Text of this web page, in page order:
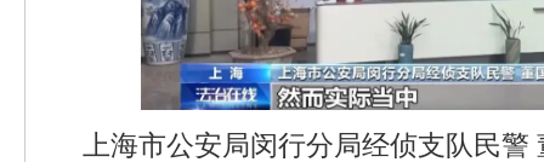
上海市公安局闵行分局经侦支队民警